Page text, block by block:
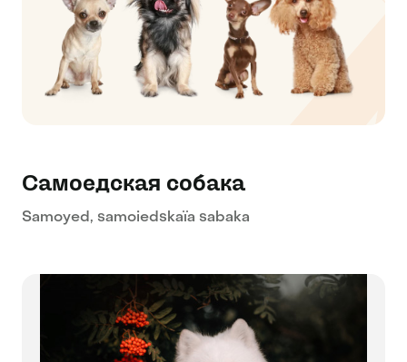
Самоедская собака
Samoyed, samoiedskaïa sabaka